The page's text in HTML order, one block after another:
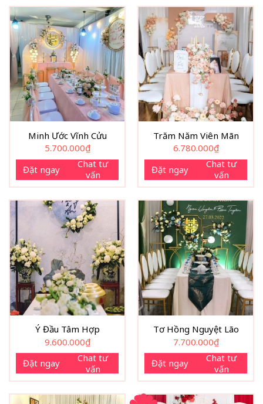
Minh Ước Vĩnh Cửu
5.700.000₫
Đặt ngay
Chat tư
vấn
Trăm Năm Viên Mãn
6.780.000₫
Đặt ngay
Chat tư
vấn
Ý Đầu Tâm Hợp
9.600.000₫
Đặt ngay
Chat tư
vấn
Tơ Hồng Nguyệt Lão
7.700.000₫
Đặt ngay
Chat tư
vấn